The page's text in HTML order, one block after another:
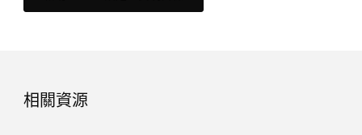
相關資源